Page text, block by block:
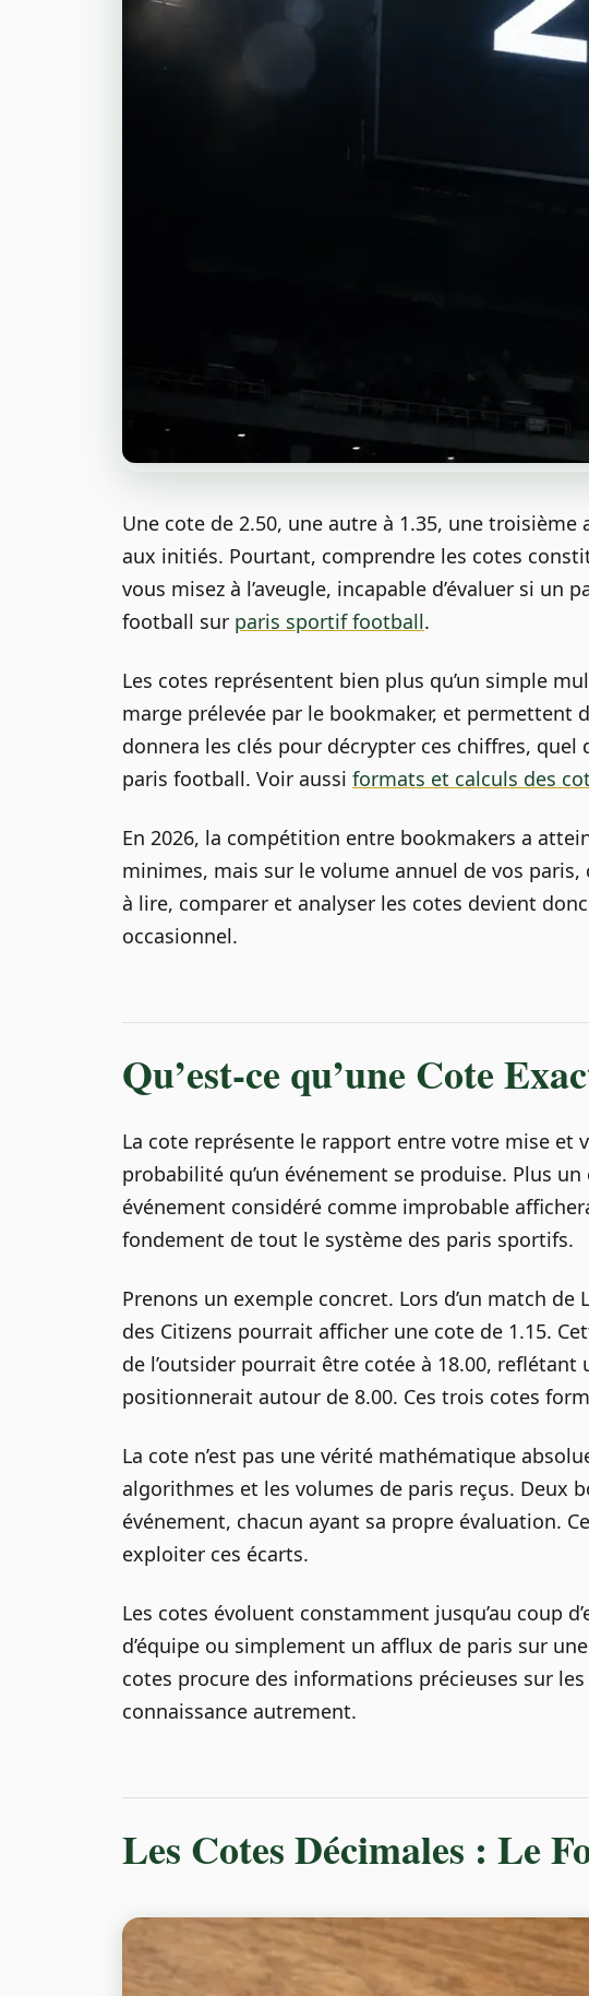
Une cote de 2.50, une autre à 1.35, une
aux initiés. Pourtant, comprendre les cotes
vous misez à l’aveugle, incapable d’évaluer si
football sur paris sportif football.
Les cotes représentent bien plus qu’un simple
marge prélevée par le bookmaker, et permettent
donnera les clés pour décrypter ces chiffres,
paris football. Voir aussi formats et calculs des
En 2026, la compétition entre bookmakers a
minimes, mais sur le volume annuel de vos
à lire, comparer et analyser les cotes devient
occasionnel.
Qu’est-ce qu’une Cote
La cote représente le rapport entre votre mise et
probabilité qu’un événement se produise. Plus
événement considéré comme improbable
fondement de tout le système des paris sportifs.
Prenons un exemple concret. Lors d’un match
des Citizens pourrait afficher une cote de 1.15.
de l’outsider pourrait être cotée à 18.00,
positionnerait autour de 8.00. Ces trois cotes
La cote n’est pas une vérité mathématique
algorithmes et les volumes de paris reçus. Deux
événement, chacun ayant sa propre évaluation.
exploiter ces écarts.
Les cotes évoluent constamment jusqu’au coup
d’équipe ou simplement un afflux de paris sur
cotes procure des informations précieuses sur
connaissance autrement.
Les Cotes Décimales : Le